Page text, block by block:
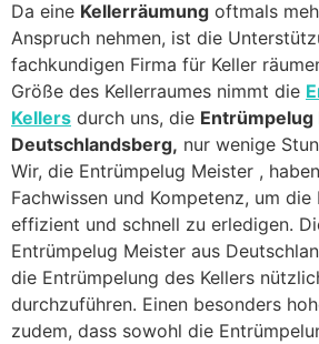
Da eine Kellerräumung oftmals
Anspruch nehmen, ist die
fachkundigen Firma für Keller
Größe des Kellerraumes nimmt die
Kellers durch uns, die
Deutschlandsberg, nur wenige
Wir, die Entrümpelug Meister ,
Fachwissen und Kompetenz, um die
effizient und schnell zu erledigen.
Entrümpelug Meister aus
die Entrümpelung des Kellers
durchzuführen. Einen besonders
zudem, dass sowohl die